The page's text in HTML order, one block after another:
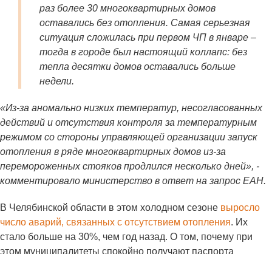
раз более 30 многоквартирных домов
оставались без отопления. Самая серьезная
ситуация сложилась при первом ЧП в январе –
тогда в городе был настоящий коллапс: без
тепла десятки домов оставались больше
недели.
«Из-за аномально низких температур, несогласованных
действий и отсутствия контроля за температурным
режимом со стороны управляющей организации запуск
отопления в ряде многоквартирных домов из-за
перемороженных стояков продлился несколько дней», -
комментировало министерство в ответ на запрос ЕАН.
В Челябинской области в этом холодном сезоне выросло
число аварий, связанных с отсутствием отопления. Их
стало больше на 30%, чем год назад. О том, почему при
этом муниципалитеты спокойно получают паспорта